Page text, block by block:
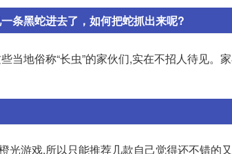
条黑蛇进去了，如何把蛇抓出来呢?
当地俗称“长虫”的家伙们,实在不招人待见。
光游戏,所以只能推荐几款自己觉得还不错的